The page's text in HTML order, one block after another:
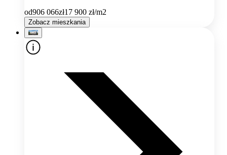
od906 066zł17 900 zł/m2
Zobacz mieszkania